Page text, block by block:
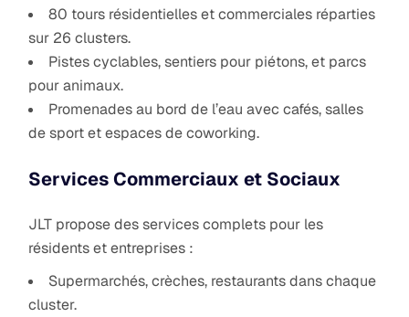
80 tours résidentielles et commerciales réparties
sur 26 clusters.
Pistes cyclables, sentiers pour piétons, et parcs
pour animaux.
Promenades au bord de l’eau avec cafés, salles
de sport et espaces de coworking.
Services Commerciaux et Sociaux
JLT propose des services complets pour les
résidents et entreprises :
Supermarchés, crèches, restaurants dans chaque
cluster.